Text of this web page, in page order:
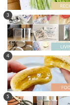
3
4
5